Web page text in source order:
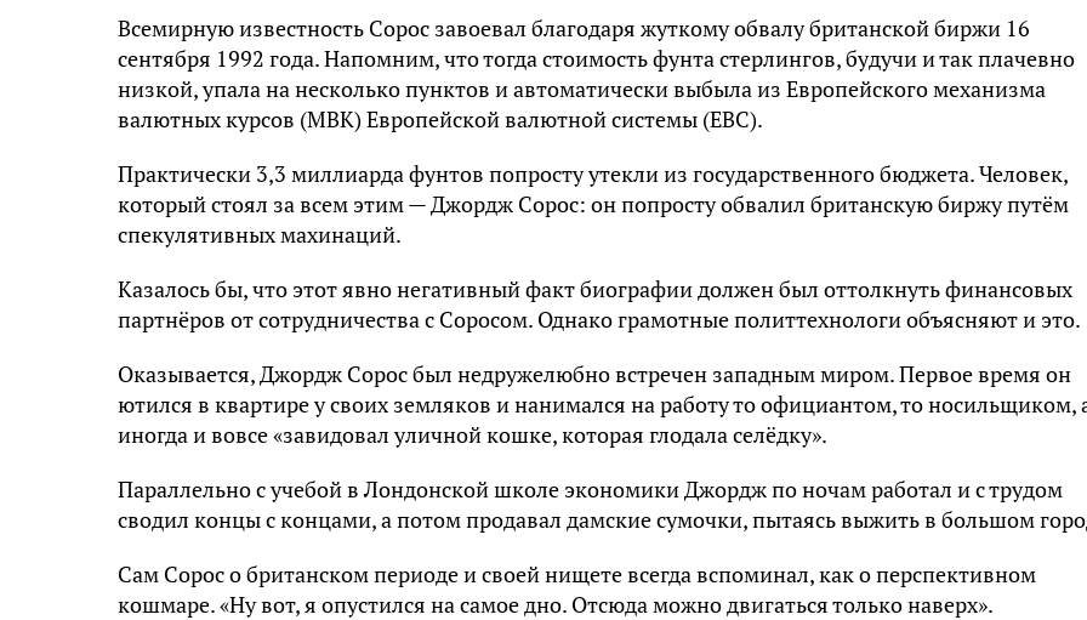
Всемирную известность Сорос завоевал благодаря жуткому обвалу британской биржи 16
сентября 1992 года. Напомним, что тогда стоимость фунта стерлингов, будучи и так плачевно
низкой, упала на несколько пунктов и автоматически выбыла из Европейского механизма
валютных курсов (МВК) Европейской валютной системы (ЕВС).
Практически 3,3 миллиарда фунтов попросту утекли из государственного бюджета. Человек,
который стоял за всем этим — Джордж Сорос: он попросту обвалил британскую биржу путём
спекулятивных махинаций.
Казалось бы, что этот явно негативный факт биографии должен был оттолкнуть финансовых
партнёров от сотрудничества с Соросом. Однако грамотные политтехнологи объясняют и это.
Оказывается, Джордж Сорос был недружелюбно встречен западным миром. Первое время он
ютился в квартире у своих земляков и нанимался на работу то официантом, то носильщиком,
иногда и вовсе «завидовал уличной кошке, которая глодала селёдку».
Параллельно с учебой в Лондонской школе экономики Джордж по ночам работал и с трудом
сводил концы с концами, а потом продавал дамские сумочки, пытаясь выжить в большом
Сам Сорос о британском периоде и своей нищете всегда вспоминал, как о перспективном
кошмаре. «Ну вот, я опустился на самое дно. Отсюда можно двигаться только наверх».